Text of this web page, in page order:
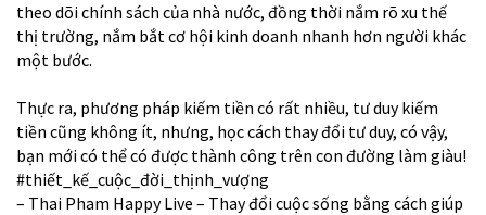
theo dõi chính sách của nhà nước, đồng thời nắm rõ xu thế
thị trường, nắm bắt cơ hội kinh doanh nhanh hơn người khác
một bước.
Thực ra, phương pháp kiếm tiền có rất nhiều, tư duy kiếm
tiền cũng không ít, nhưng, học cách thay đổi tư duy, có vậy,
bạn mới có thể có được thành công trên con đường làm giàu!
#thiết_kế_cuộc_đời_thịnh_vượng
– Thai Pham Happy Live – Thay đổi cuộc sống bằng cách giúp